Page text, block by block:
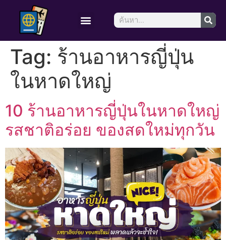
Tag: ร้านอาหารญี่ปุ่น
ในหาดใหญ่
10 ร้านอาหารญี่ปุ่นในหาดใหญ่
รสชาติอร่อย ของสดใหม่ทุกวัน